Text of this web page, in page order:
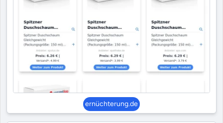
ernüchterung.de